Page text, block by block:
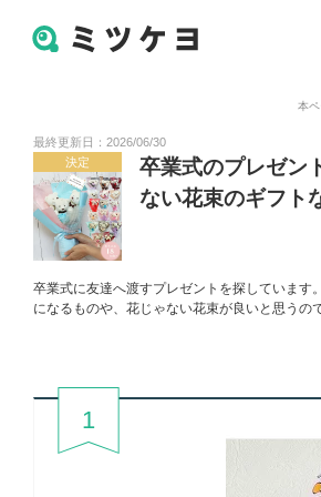
本
最終更新日：2026/06/30
決定
卒業式のプレゼン
ない花束のギフト
卒業式に友達へ渡すプレゼントを探していま
になるものや、花じゃない花束が良いと思う
1